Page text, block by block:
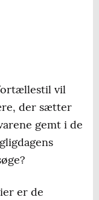
vil
der sætter
gemt i de
er de